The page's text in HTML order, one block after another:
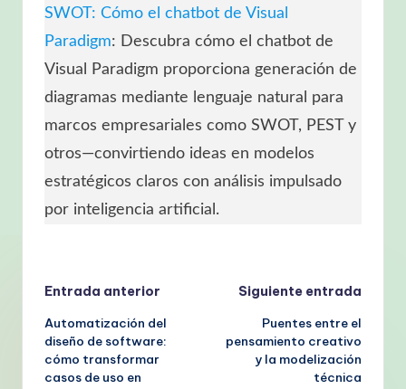
SWOT: Cómo el chatbot de Visual
Paradigm: Descubra cómo el chatbot de
Visual Paradigm proporciona generación de
diagramas mediante lenguaje natural para
marcos empresariales como SWOT, PEST y
otros—convirtiendo ideas en modelos
estratégicos claros con análisis impulsado
por inteligencia artificial.
Navegación
de
entradas
Entrada anterior
Automatización del
diseño de software:
cómo transformar
casos de uso en
Siguiente entrada
Puentes entre el
pensamiento creativo
y la modelización
técnica